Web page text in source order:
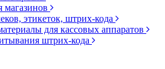
магазинов
этикеток, штрих-кода
для кассовых аппаратов
штрих-кода